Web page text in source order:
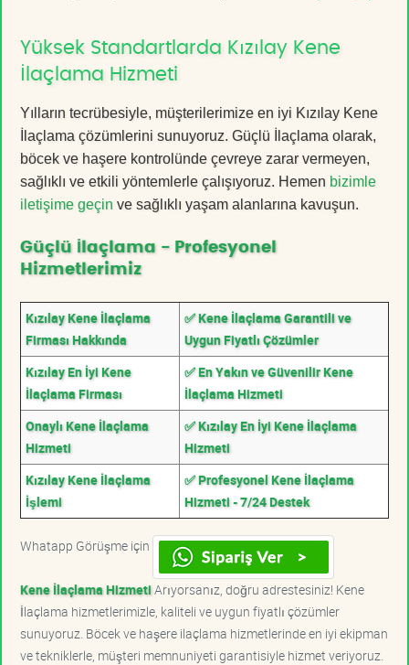
Yüksek Standartlarda Kızılay Kene
İlaçlama Hizmeti
Yılların tecrübesiyle, müşterilerimize en iyi Kızılay Kene
İlaçlama çözümlerini sunuyoruz. Güçlü İlaçlama olarak,
böcek ve haşere kontrolünde çevreye zarar vermeyen,
sağlıklı ve etkili yöntemlerle çalışıyoruz. Hemen bizimle
iletişime geçin ve sağlıklı yaşam alanlarına kavuşun.
Güçlü İlaçlama - Profesyonel
Hizmetlerimiz
Kızılay Kene İlaçlama
Firması Hakkında
✅ Kene İlaçlama Garantili ve
Uygun Fiyatlı Çözümler
Kızılay En İyi Kene
İlaçlama Firması
✅ En Yakın ve Güvenilir Kene
İlaçlama Hizmeti
Onaylı Kene İlaçlama
Hizmeti
✅ Kızılay En İyi Kene İlaçlama
Hizmeti
Kızılay Kene İlaçlama
İşlemi
✅ Profesyonel Kene İlaçlama
Hizmeti - 7/24 Destek
Whatapp Görüşme için
Kene İlaçlama HizmetiArıyorsanız, doğru adrestesiniz! Kene
İlaçlama hizmetlerimizle, kaliteli ve uygun fiyatlı çözümler
sunuyoruz. Böcek ve haşere ilaçlama hizmetlerinde en iyi ekipman
ve tekniklerle, müşteri memnuniyeti garantisiyle hizmet veriyoruz.